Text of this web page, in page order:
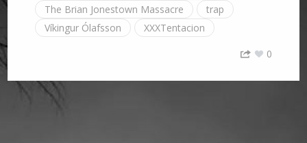
The Brian Jonestown Massacre
trap
Víkingur Ólafsson
XXXTentacion
0